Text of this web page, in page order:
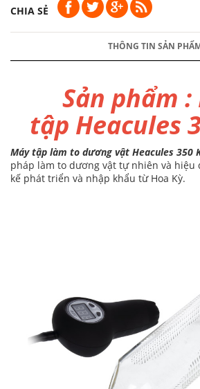
CHIA SẺ
THÔNG TIN SẢN
Sản phẩm
tập Heacules
Máy tập làm to dương vật Heacules 350
pháp làm to dương vật tự nhiên và
kế phát triển và nhập khẩu từ Hoa Kỳ.